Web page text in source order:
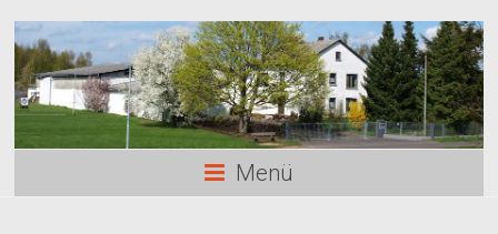
Menü
02:00
04:00